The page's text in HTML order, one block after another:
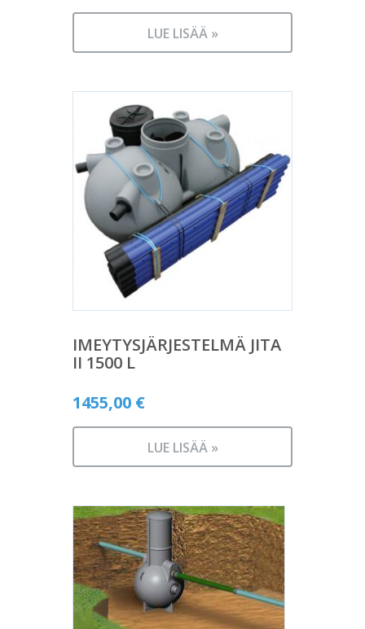
LUE LISÄÄ »
IMEYTYSJÄRJESTELMÄ JITA
II 1500 L
1455,00 €
LUE LISÄÄ »